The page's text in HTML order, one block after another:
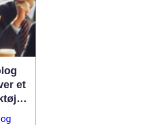
et
i